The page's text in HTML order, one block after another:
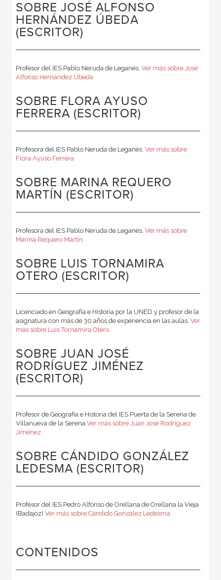
SOBRE JOSÉ ALFONSO
HERNÁNDEZ ÚBEDA
(ESCRITOR)
Profesor del IES Pablo Neruda de Leganés. Ver más sobre José
Alfonso Hernández Úbeda
SOBRE FLORA AYUSO
FERRERA (ESCRITOR)
Profesora del IES Pablo Neruda de Leganés. Ver más sobre
Flora Ayuso Ferrera
SOBRE MARINA REQUERO
MARTÍN (ESCRITOR)
Profesora del IES Pablo Neruda de Leganés. Ver más sobre
Marina Requero Martín
SOBRE LUIS TORNAMIRA
OTERO (ESCRITOR)
Licenciado en Geografía e Historia por la UNED y profesor de la
asignatura con más de 30 años de experiencia en las aulas. Ver
más sobre Luis Tornamira Otero
SOBRE JUAN JOSÉ
RODRÍGUEZ JIMÉNEZ
(ESCRITOR)
Profesor de Geografía e Historia del IES Puerta de la Serena de
Villanueva de la Serena Ver más sobre Juan José Rodríguez
Jiménez
SOBRE CÁNDIDO GONZÁLEZ
LEDESMA (ESCRITOR)
Profesor del IES Pedro Alfonso de Orellana de Orellana la Vieja
(Badajoz) Ver más sobre Cándido González Ledesma
CONTENIDOS